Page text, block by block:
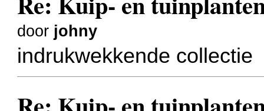
door johny
indrukwekkende collectie